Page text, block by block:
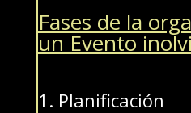
Fases de la
un Evento
1. Planificación